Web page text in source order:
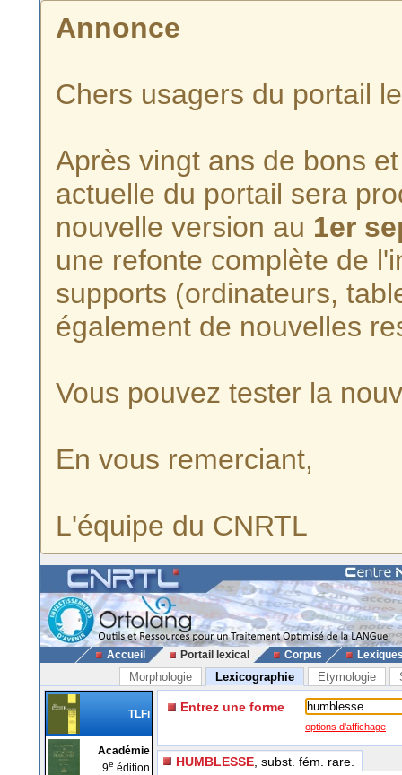
Annonce
Chers usagers du portail
Après vingt ans de bons
actuelle du portail sera
nouvelle version au 1er
une refonte complète de
supports (ordinateurs,
également de nouvelles
Vous pouvez tester la
En vous remerciant,
L'équipe du CNRTL
Accueil Portail lexical Corpus
Morphologie Lexicographie Etymologie
TLFi
Académie
9e édition
Entrez une forme
options d'affichage
HUMBLESSE , subst. fém. rare.